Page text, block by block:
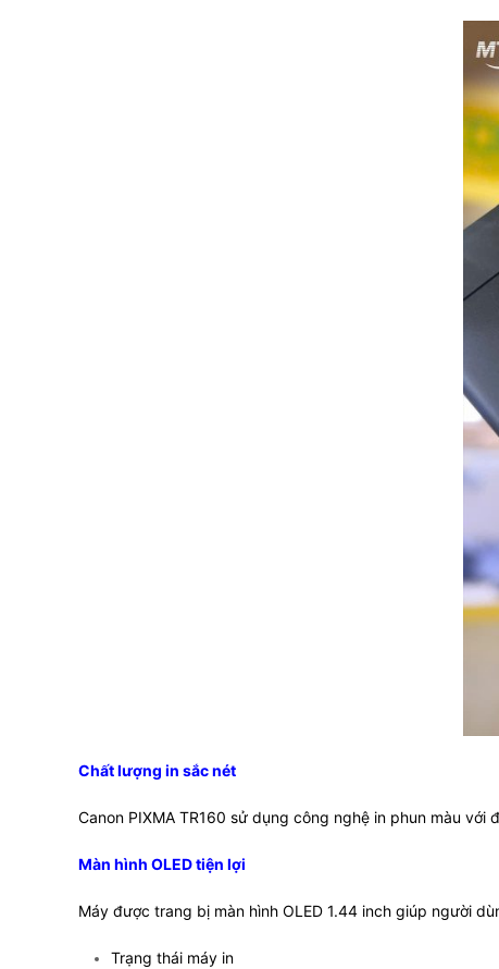
Chất lượng in sắc nét
Canon PIXMA TR160 sử dụng công nghệ in phun màu
Màn hình OLED tiện lợi
Máy được trang bị màn hình OLED 1.44 inch giúp người
Trạng thái máy in